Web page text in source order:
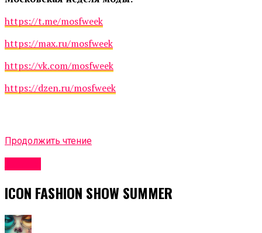
https://t.me/mosfweek
https://max.ru/mosfweek
https://vk.com/mosfweek
https://dzen.ru/mosfweek
Продолжить чтение
ICON FASHION SHOW SUMMER